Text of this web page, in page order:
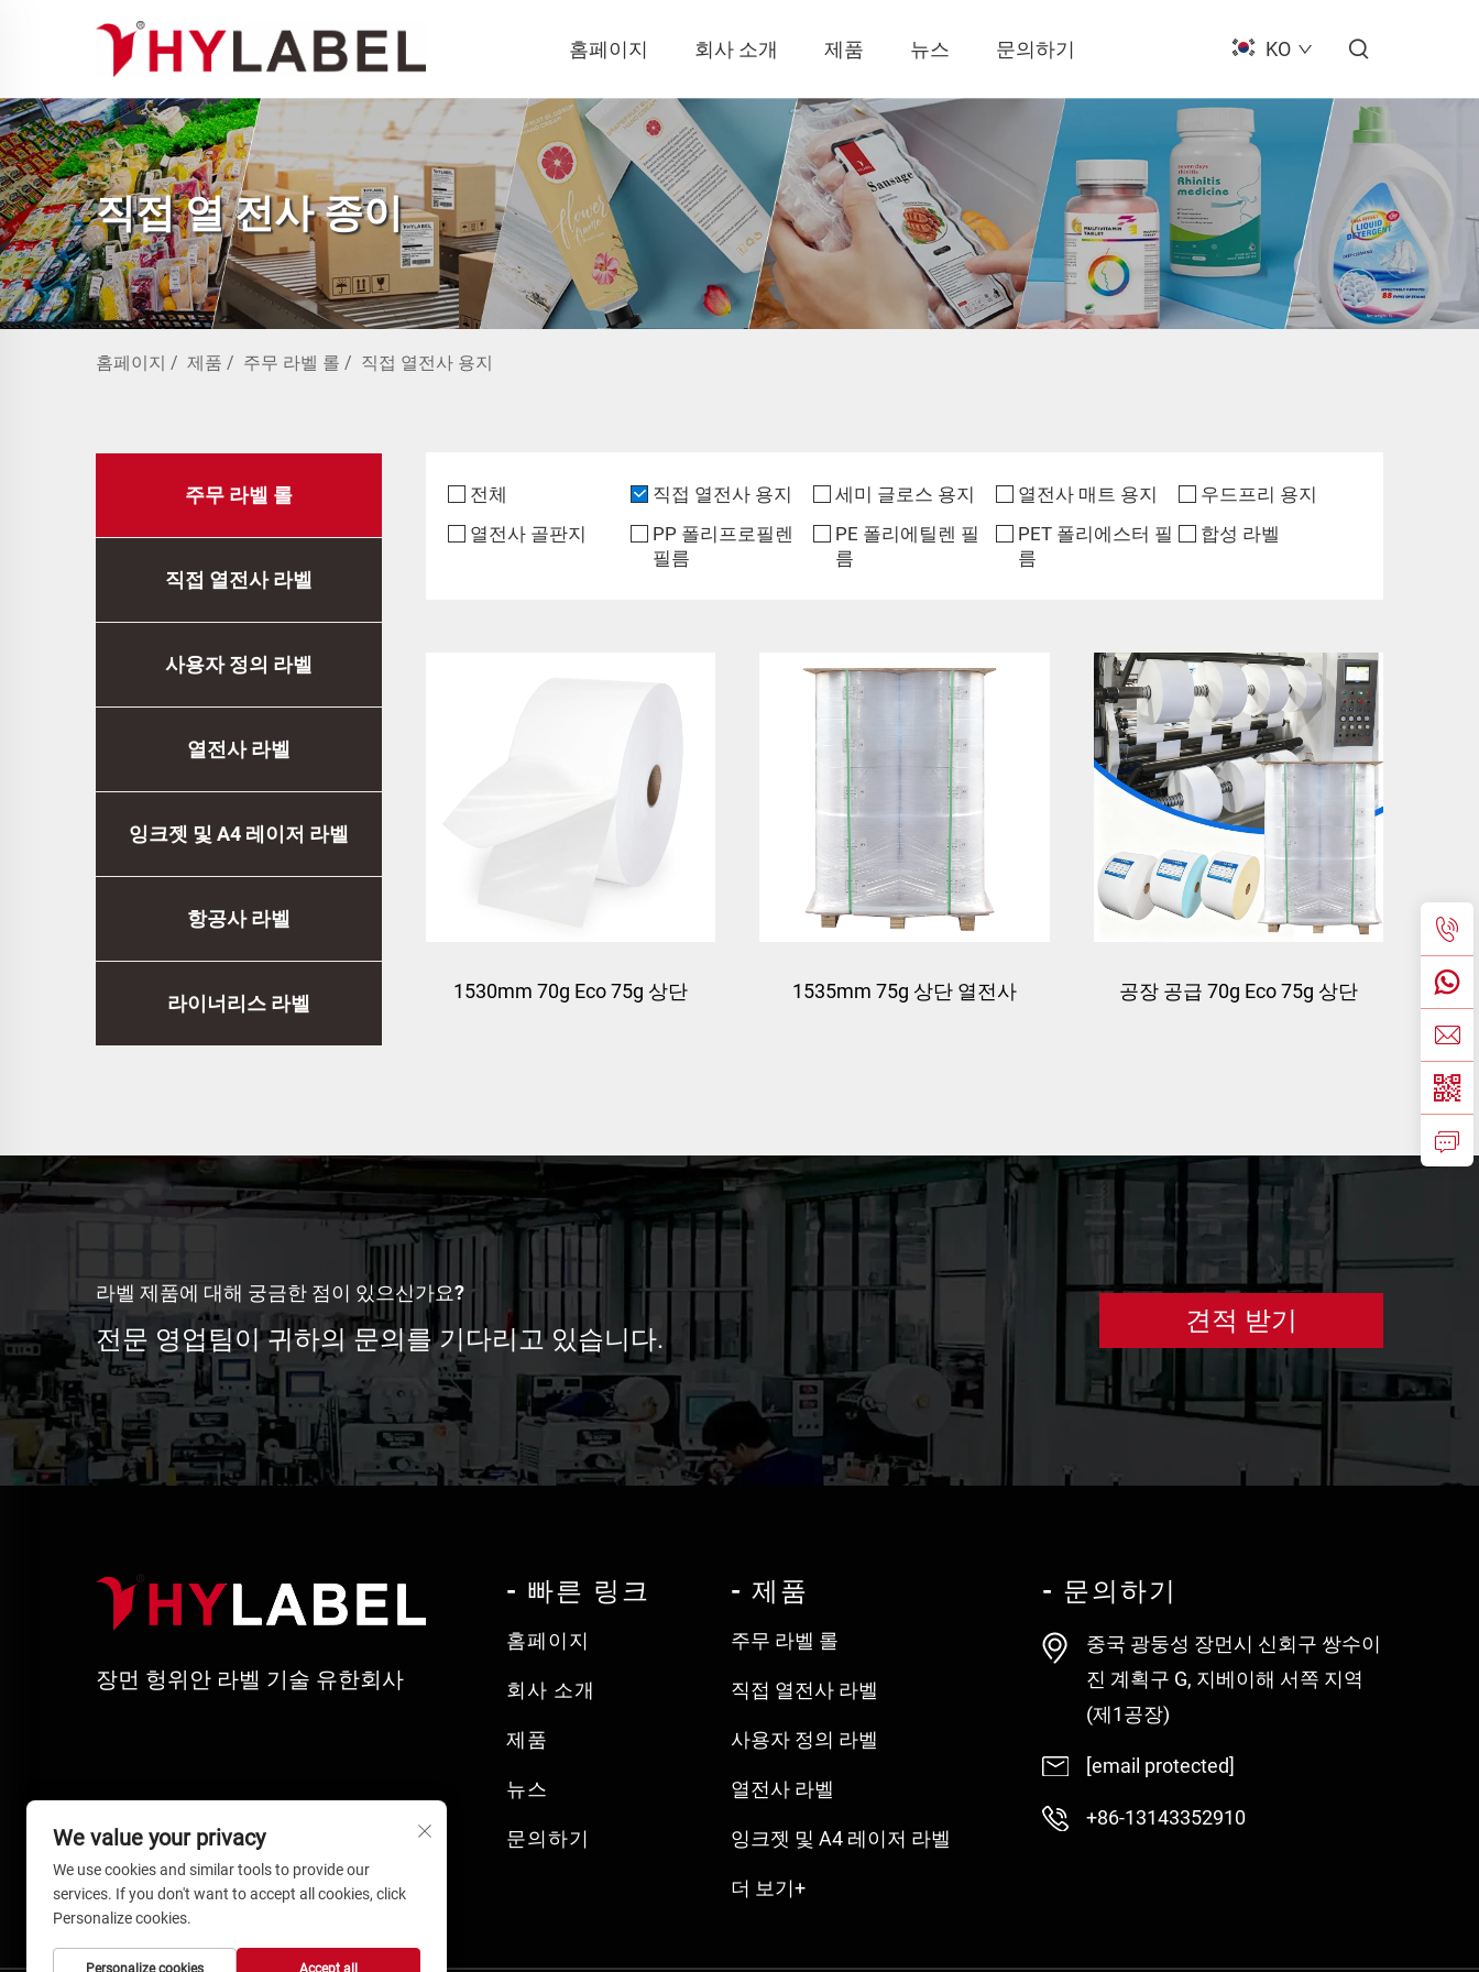
홈페이지 회사 소개 제품 뉴스 문의하기 KO
직접 열 전사 종이
홈페이지 / 제품 / 주무 라벨 롤 / 직접 열전사 용지
주무 라벨 롤
직접 열전사 라벨
사용자 정의 라벨
열전사 라벨
잉크젯 및 A4 레이저 라벨
항공사 라벨
라이너리스 라벨
전체 직접 열전사 용지 세미 글로스 용지 열전사 매트 용지
우드프리 용지
열전사 골판지
PP 폴리프로필렌
필름
PE 폴리에틸렌 필
름
PET 폴리에스터 필
름
합성 라벨
1530mm 70g Eco 75g 상단
전사 라벨지 대형 롤
1535mm 75g 상단 열전사
벨지 대형 마스터 라벨 롤
공장 공급 70g Eco 75g 상단
전사 라벨 대형 롤
라벨 제품에 대해 궁금한 점이 있으신가요?
전문 영업팀이 귀하의 문의를 기다리고 있습니다.
견적 받기
장먼 헝위안 라벨 기술 유한회사
- 빠른 링크
홈페이지
회사 소개
제품
뉴스
문의하기
- 제품
주무 라벨 롤
직접 열전사 라벨
사용자 정의 라벨
열전사 라벨
잉크젯 및 A4 레이저 라벨
더 보기+
- 문의하기
중국 광둥성 장먼시 신회구 쌍수이
진 계획구 G, 지베이해 서쪽 지역
(제1공장)
[email protected]
+86-13143352910
We value your privacy
We use cookies and similar tools to provide our
services. If you don't want to accept all cookies, click
Personalize cookies.
Personalize cookies Accept all